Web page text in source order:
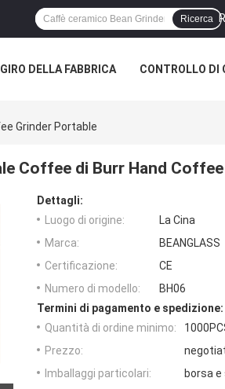
Ricerca
GIRO DELLA FABBRICA CONTROLLO DI
Grinder Portable
Coffee di Burr Hand
Dettagli:
Luogo di origine:
La Cina
Marca:
BEANGLASS
Certificazione:
CE
Numero di modello:
BH06
Termini di pagamento e spedizione:
Quantità di ordine minimo:
Prezzo:
Imballaggi particolari:
borsa